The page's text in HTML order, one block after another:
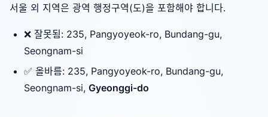
서울 외 지역은 광역 행정구역(도)을 포함해야 합니다.
❌ 잘못됨: 235, Pangyoyeok-ro, Bundang-gu,
Seongnam-si
✅ 올바름: 235, Pangyoyeok-ro, Bundang-gu,
Seongnam-si, Gyeonggi-do